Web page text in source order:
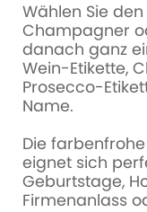
Wählen Sie
Champagner
danach ganz
Wein-Etikette,
Prosecco-
Name.
Die farbenfrohe
eignet sich
Geburtstage,
Firmenanlass